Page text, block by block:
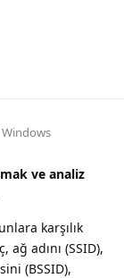
Windows
ve analiz
karşılık
adını (SSID),
(BSSID),